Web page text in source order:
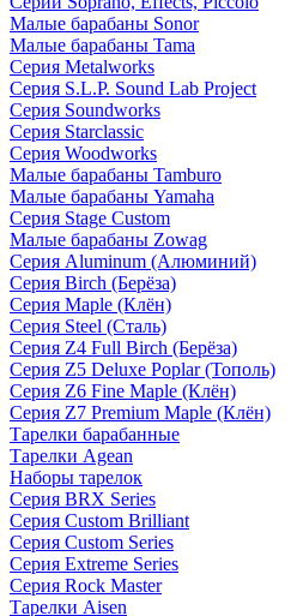
Малые барабаны Sonor
Малые барабаны Tama
Серия Metalworks
Серия S.L.P. Sound Lab Project
Серия Soundworks
Серия Starclassic
Серия Woodworks
Малые барабаны Tamburo
Малые барабаны Yamaha
Серия Stage Custom
Малые барабаны Zowag
Серия Aluminum (Алюминий)
Серия Birch (Берёза)
Серия Maple (Клён)
Серия Steel (Сталь)
Серия Z4 Full Birch (Берёза)
Серия Z5 Deluxe Poplar (Тополь)
Серия Z6 Fine Maple (Клён)
Серия Z7 Premium Maple (Клён)
Тарелки барабанные
Тарелки Agean
Наборы тарелок
Серия BRX Series
Серия Custom Brilliant
Серия Custom Series
Серия Extreme Series
Серия Rock Master
Тарелки Aisen